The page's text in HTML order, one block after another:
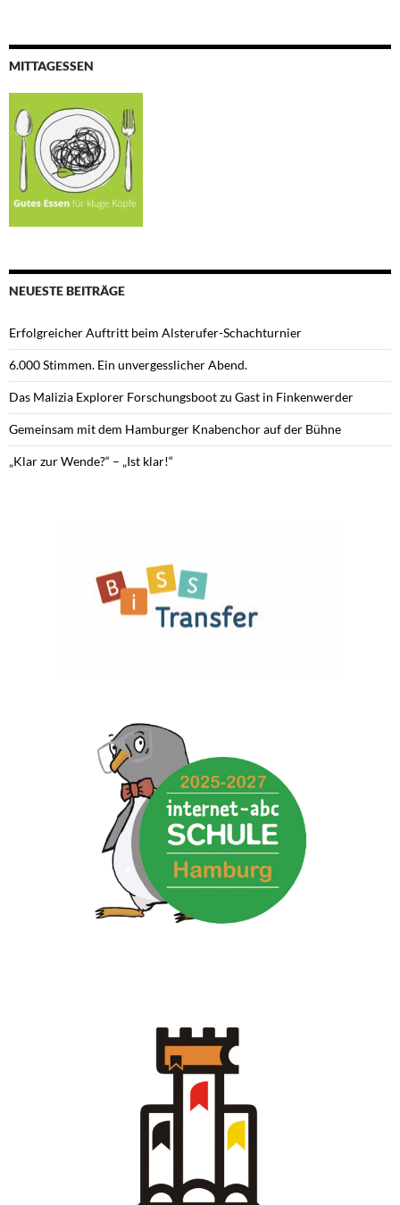
MITTAGESSEN
NEUESTE BEITRÄGE
Erfolgreicher Auftritt beim Alsterufer-Schachturnier
6.000 Stimmen. Ein unvergesslicher Abend.
Das Malizia Explorer Forschungsboot zu Gast in Finkenwerder
Gemeinsam mit dem Hamburger Knabenchor auf der Bühne
„Klar zur Wende?“ – „Ist klar!“